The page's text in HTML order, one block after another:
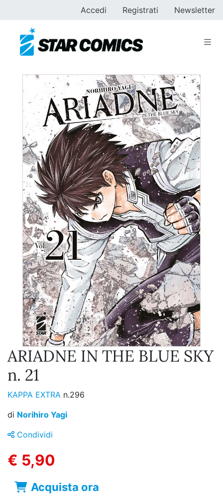
Accedi Registrati Newsletter
ARIADNE IN THE BLUE SKY
n. 21
KAPPA EXTRA n.296
di Norihiro Yagi
Condividi
€ 5,90
Acquista ora